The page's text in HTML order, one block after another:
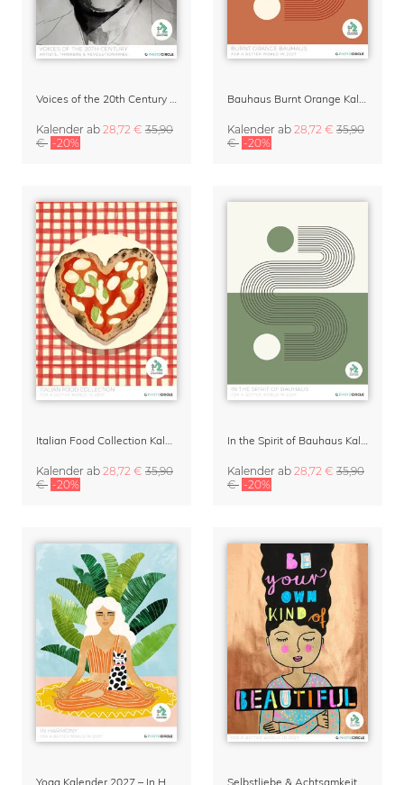
Voices of the 20th Century Kalender 2027 by David Diehl
Kalender ab 28,72 € 35,90
€ -20%
Bauhaus Burnt Orange Kalender 2027
Kalender ab 28,72 € 35,90
€ -20%
Italian Food Collection Kalender 2027 von Studio Dolci
Kalender ab 28,72 € 35,90
€ -20%
In the Spirit of Bauhaus Kalender 2027
Kalender ab 28,72 € 35,90
€ -20%